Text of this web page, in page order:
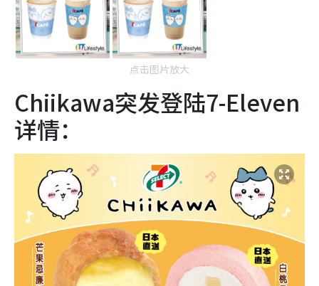
点击图片放大
Chiikawa突发登陆7-Eleven
详情：